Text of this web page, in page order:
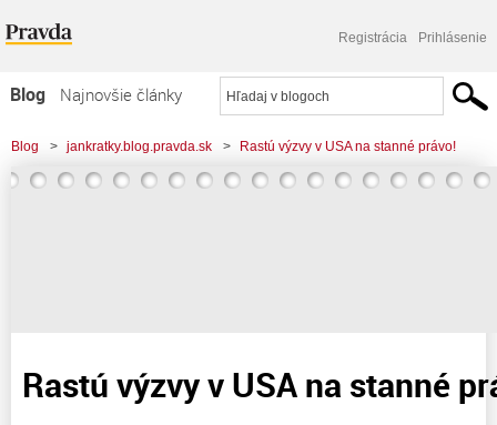
Registrácia Prihlásenie
Blog
Najnovšie články
Najčítanejšie články
Najkomentovanejšie články
Blog > jankratky.blog.pravda.sk > Rastú výzvy v USA na stanné právo!
Rastú výzvy v USA na stanné